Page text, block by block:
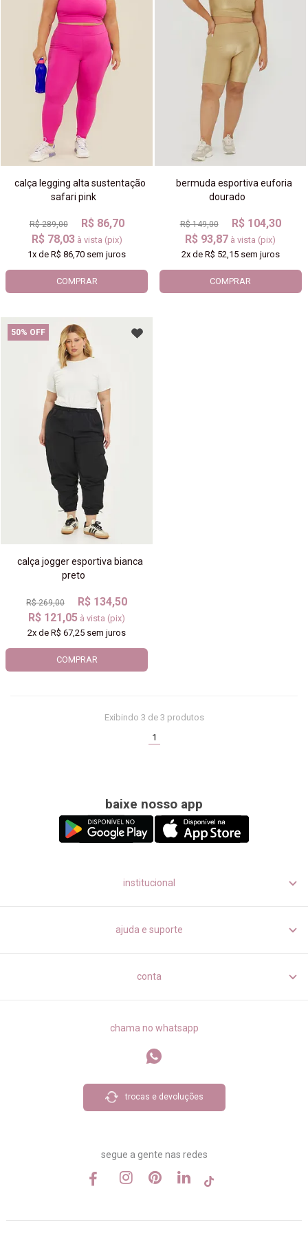
calça legging alta sustentação
safari pink
R$ 289,00
R$ 86,70
R$ 78,03 à vista (pix)
1x deR$ 86,70 sem juros
COMPRAR
bermuda esportiva euforia
dourado
R$ 149,00
R$ 104,30
R$ 93,87 à vista (pix)
2xde R$ 52,15sem juros
COMPRAR
50% OFF
calça jogger esportiva bianca
preto
R$ 269,00
R$ 134,50
R$ 121,05 à vista (pix)
2x deR$ 67,25 sem juros
COMPRAR
Exibindo 3 de 3 produtos
1
baixe nosso app
institucional
ajuda e suporte
conta
chama no whatsapp
trocas e devoluções
segue a gente nas redes